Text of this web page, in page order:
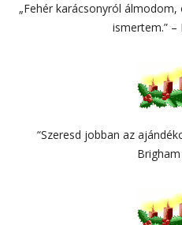
„Fehér karácsonyról
ismertem.” –
“Szeresd jobban az